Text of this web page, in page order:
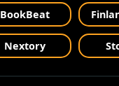
BookBeat
Nextory